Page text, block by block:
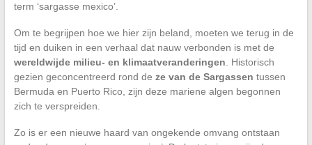
term ‘sargasse mexico’.
Om te begrijpen hoe we hier zijn beland, moeten we terug in de
tijd en duiken in een verhaal dat nauw verbonden is met de
wereldwijde milieu- en klimaatveranderingen. Historisch
gezien geconcentreerd rond de ze van de Sargassen tussen
Bermuda en Puerto Rico, zijn deze mariene algen begonnen
zich te verspreiden.
Zo is er een nieuwe haard van ongekende omvang ontstaan